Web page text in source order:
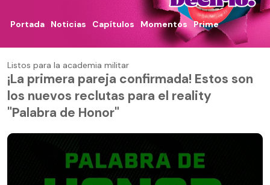
Portada Noticias Capítulos Momentos Prime
Listos para la academia militar
¡La primera pareja confirmada! Estos son
los nuevos reclutas para el reality
"Palabra de Honor"